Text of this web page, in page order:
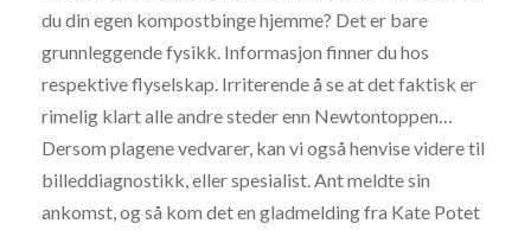
du din egen kompostbinge hjemme? Det er bare
grunnleggende fysikk. Informasjon finner du hos
respektive flyselskap. Irriterende å se at det faktisk er
rimelig klart alle andre steder enn Newtontoppen…
Dersom plagene vedvarer, kan vi også henvise videre til
billeddiagnostikk, eller spesialist. Ant meldte sin
ankomst, og så kom det en gladmelding fra Kate Potet